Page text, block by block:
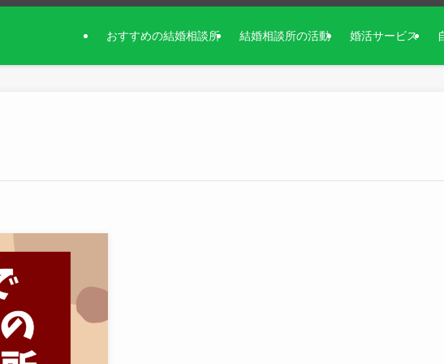
おすすめの結婚相談所 結婚相談所の活動 婚活サービス